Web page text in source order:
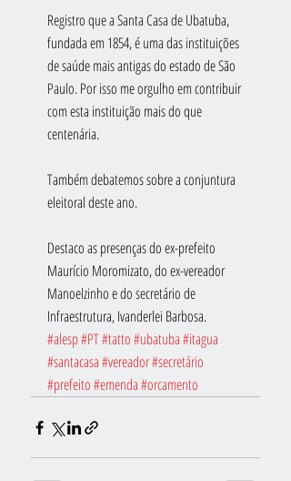
Registro que a Santa Casa de Ubatuba,
fundada em 1854, é uma das instituições
de saúde mais antigas do estado de São
Paulo. Por isso me orgulho em contribuir
com esta instituição mais do que
centenária.
Também debatemos sobre a conjuntura
eleitoral deste ano.
Destaco as presenças do ex-prefeito
Maurício Moromizato, do ex-vereador
Manoelzinho e do secretário de
Infraestrutura, Ivanderlei Barbosa.
#alesp#PT#tatto#ubatuba#itagua
#santacasa#vereador#secretário
#prefeito#emenda#orcamento